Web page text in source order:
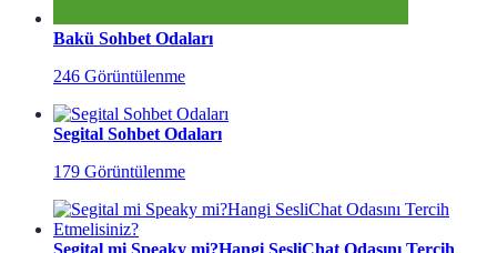
Bakü Sohbet Odaları
246 Görüntülenme
Segital Sohbet Odaları
179 Görüntülenme